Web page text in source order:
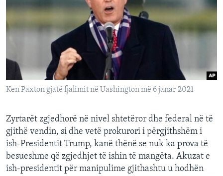
Ken Paxton gjatë fjalimit në Uashington më 6 janar 2021
Zyrtarët zgjedhorë në nivel shtetëror dhe federal në të
gjithë vendin, si dhe vetë prokurori i përgjithshëm i
ish-Presidentit Trump, kanë thënë se nuk ka prova të
besueshme që zgjedhjet të ishin të mangëta. Akuzat e
ish-presidentit për manipulime gjithashtu u hodhën